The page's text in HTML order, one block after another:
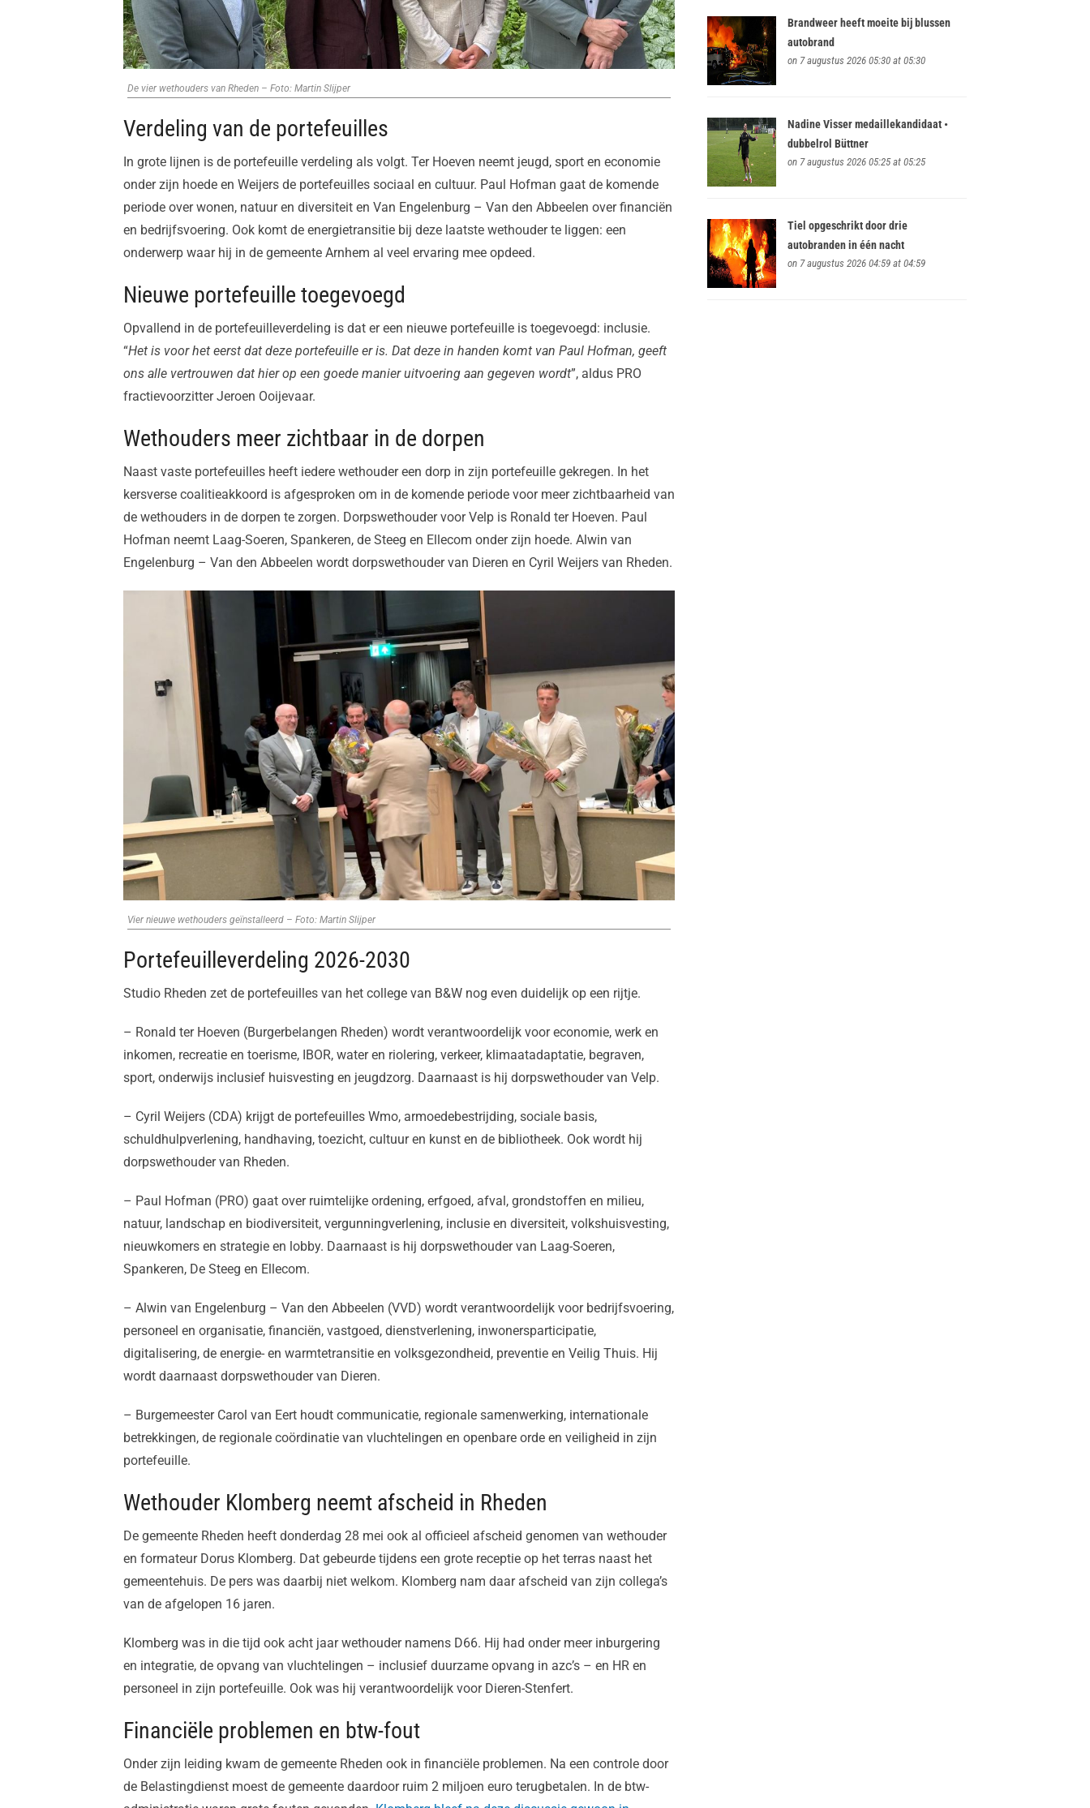
De vier wethouders van Rheden – Foto: Martin Slijper
Verdeling van de portefeuilles
In grote lijnen is de portefeuille verdeling als volgt. Ter Hoeven neemt jeugd, sport en economie
onder zijn hoede en Weijers de portefeuilles sociaal en cultuur. Paul Hofman gaat de komende
periode over wonen, natuur en diversiteit en Van Engelenburg – Van den Abbeelen over financiën
en bedrijfsvoering. Ook komt de energietransitie bij deze laatste wethouder te liggen: een
onderwerp waar hij in de gemeente Arnhem al veel ervaring mee opdeed.
Nieuwe portefeuille toegevoegd
Opvallend in de portefeuilleverdeling is dat er een nieuwe portefeuille is toegevoegd: inclusie.
“Het is voor het eerst dat deze portefeuille er is. Dat deze in handen komt van Paul Hofman, geeft
ons alle vertrouwen dat hier op een goede manier uitvoering aan gegeven wordt”, aldus PRO
fractievoorzitter Jeroen Ooijevaar.
Wethouders meer zichtbaar in de dorpen
Naast vaste portefeuilles heeft iedere wethouder een dorp in zijn portefeuille gekregen. In het
kersverse coalitieakkoord is afgesproken om in de komende periode voor meer zichtbaarheid van
de wethouders in de dorpen te zorgen. Dorpswethouder voor Velp is Ronald ter Hoeven. Paul
Hofman neemt Laag-Soeren, Spankeren, de Steeg en Ellecom onder zijn hoede. Alwin van
Engelenburg – Van den Abbeelen wordt dorpswethouder van Dieren en Cyril Weijers van Rheden.
Vier nieuwe wethouders geïnstalleerd – Foto: Martin Slijper
Portefeuilleverdeling 2026-2030
Studio Rheden zet de portefeuilles van het college van B&W nog even duidelijk op een rijtje.
– Ronald ter Hoeven (Burgerbelangen Rheden) wordt verantwoordelijk voor economie, werk en
inkomen, recreatie en toerisme, IBOR, water en riolering, verkeer, klimaatadaptatie, begraven,
sport, onderwijs inclusief huisvesting en jeugdzorg. Daarnaast is hij dorpswethouder van Velp.
– Cyril Weijers (CDA) krijgt de portefeuilles Wmo, armoedebestrijding, sociale basis,
schuldhulpverlening, handhaving, toezicht, cultuur en kunst en de bibliotheek. Ook wordt hij
dorpswethouder van Rheden.
– Paul Hofman (PRO) gaat over ruimtelijke ordening, erfgoed, afval, grondstoffen en milieu,
natuur, landschap en biodiversiteit, vergunningverlening, inclusie en diversiteit, volkshuisvesting,
nieuwkomers en strategie en lobby. Daarnaast is hij dorpswethouder van Laag-Soeren,
Spankeren, De Steeg en Ellecom.
– Alwin van Engelenburg – Van den Abbeelen (VVD) wordt verantwoordelijk voor bedrijfsvoering,
personeel en organisatie, financiën, vastgoed, dienstverlening, inwonersparticipatie,
digitalisering, de energie- en warmtetransitie en volksgezondheid, preventie en Veilig Thuis. Hij
wordt daarnaast dorpswethouder van Dieren.
– Burgemeester Carol van Eert houdt communicatie, regionale samenwerking, internationale
betrekkingen, de regionale coördinatie van vluchtelingen en openbare orde en veiligheid in zijn
portefeuille.
Wethouder Klomberg neemt afscheid in Rheden
De gemeente Rheden heeft donderdag 28 mei ook al officieel afscheid genomen van wethouder
en formateur Dorus Klomberg. Dat gebeurde tijdens een grote receptie op het terras naast het
gemeentehuis. De pers was daarbij niet welkom. Klomberg nam daar afscheid van zijn collega’s
van de afgelopen 16 jaren.
Klomberg was in die tijd ook acht jaar wethouder namens D66. Hij had onder meer inburgering
en integratie, de opvang van vluchtelingen – inclusief duurzame opvang in azc’s – en HR en
personeel in zijn portefeuille. Ook was hij verantwoordelijk voor Dieren-Stenfert.
Financiële problemen en btw-fout
Onder zijn leiding kwam de gemeente Rheden ook in financiële problemen. Na een controle door
de Belastingdienst moest de gemeente daardoor ruim 2 miljoen euro terugbetalen. In de btw-
Brandweer heeft moeite bij blussen
autobrand
on 7 augustus 2026 05:30 at 05:30
Nadine Visser medaillekandidaat •
dubbelrol Büttner
on 7 augustus 2026 05:25 at 05:25
Tiel opgeschrikt door drie
autobranden in één nacht
on 7 augustus 2026 04:59 at 04:59